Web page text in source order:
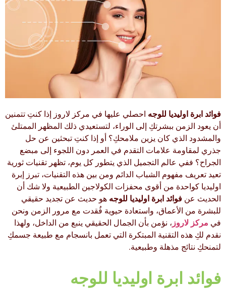
فوائد ابرة اوليديا للوجه احصلي عليها في مركز لاروز إذا كنتِ تتمنين
أن يعود الزمن ببشرتكِ إلى الوراء، لتستعيدي ذلك المظهر الممتلئ
والمشدود الذي كان يزين ملامحكِ؟ أو إذا كنتِ تبحثين عن حل
جذري لمقاومة علامات التقدم في العمر دون اللجوء إلى مبضع
الجراح؟ ففي عالم التجميل الذي يتطور كل يوم، تظهر تقنيات ثورية
تعيد تعريف مفهوم الشباب الدائم ومن بين هذه التقنيات، تبرز إبرة
اوليديا كواحدة من أقوى محفزات الكولاجين الطبيعية ولا شك أن
الحديث عن فوائد ابرة اوليديا للوجه هو حديث عن تجديد حقيقي
للبشرة من الأعماق، واستعادة حيوية فُقدت مع مرور الزمن ونحن
في مركز لاروز ، نؤمن بأن الجمال الحقيقي ينبع من الداخل، ولهذا
نقدم لكِ هذه التقنية المبتكرة التي تعمل بانسجام مع طبيعة جسمكِ
لتمنحكِ نتائج مذهلة وطبيعية.
فوائد ابرة اوليديا للوجه